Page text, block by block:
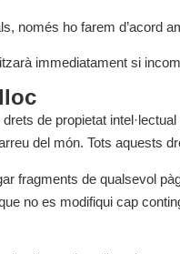
només ho farem d’acord
immediatament si
de propietat
del món. Tots aquests
fragments de qualsevol
no es modifiqui cap